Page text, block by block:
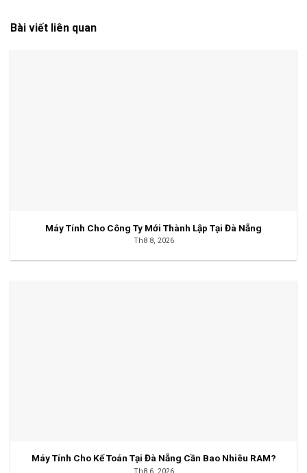
Bài viết liên quan
Máy Tính Cho Công Ty Mới Thành Lập Tại Đà Nẵng
Th8 8, 2026
Máy Tính Cho Kế Toán Tại Đà Nẵng Cần Bao Nhiêu RAM?
Th8 6, 2026